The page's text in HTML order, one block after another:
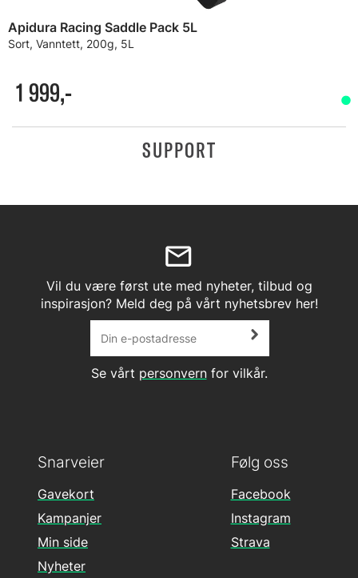
Apidura Racing Saddle Pack 5L
Sort, Vanntett, 200g, 5L
1 999,-
SUPPORT
Vil du være først ute med nyheter, tilbud og
inspirasjon? Meld deg på vårt nyhetsbrev her!
Se vårt personvernfor vilkår.
Følg oss
Facebook
Instagram
Strava
Snarveier
Gavekort
Kampanjer
Min side
Nyheter